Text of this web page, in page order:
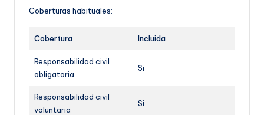
Coberturas habituales:
Cobertura Incluida
Responsabilidad civil
obligatoria
Si
Responsabilidad civil
voluntaria
Si